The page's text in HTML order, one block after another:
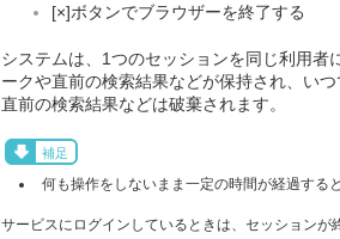
[×]ボタンでブラウザーを終了する
システムは、1つのセッションを同じ利用
ークや直前の検索結果などが保持され、い
直前の検索結果などは破棄されます。
補足
何も操作をしないまま一定の時間が経過する
サービスにログインしているときは、セッションが